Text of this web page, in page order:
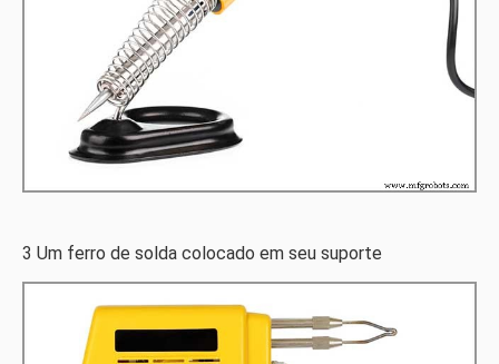
3 Um ferro de solda colocado em seu suporte